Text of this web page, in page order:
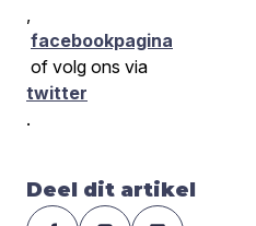
facebookpagina
of volg ons via
twitter
.
Deel dit artikel